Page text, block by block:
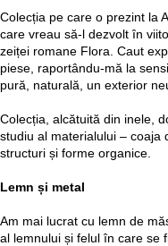
Colecția pe care o prezint la
care vreau să-l dezvolt în
zeiței romane Flora. Caut
piese, raportându-mă la
pură, naturală, un exterior
Colecția, alcătuită din inele,
studiu al materialului – coaja
structuri și forme organice.
Lemn și metal
Am mai lucrat cu lemn de
al lemnului și felul în care se